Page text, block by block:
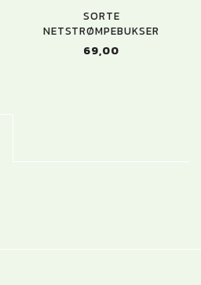
SORTE
NETSTRØMPEBUKSER
69,00